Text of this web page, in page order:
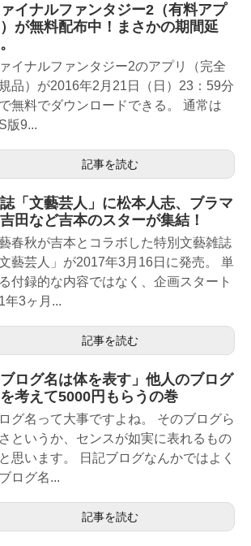
イナルファンタジー2（有料アプ
）が無料配布中！まさかの期間延
イナルファンタジー2のアプリ（完全
品）が2016年2月21日（日）23：59分
無料でダウンロードできる。 通常は
版9...
記事を読む
「文藝芸人」に松本人志、ブラマ
田など吉本のスターが集結！
春秋が吉本とコラボした特別文藝雑誌
文藝芸人」が2017年3月16日に発売。 単
付録的な内容ではなく、企画スタート
年3ヶ月...
記事を読む
ブログ名は体を表す」他人のブログ
考えて5000円もらうの巻
グ名って大事ですよね。 そのブログら
というか、センスが如実に表れるもの
思います。 日記ブログなんかではよく
ブログ名...
記事を読む